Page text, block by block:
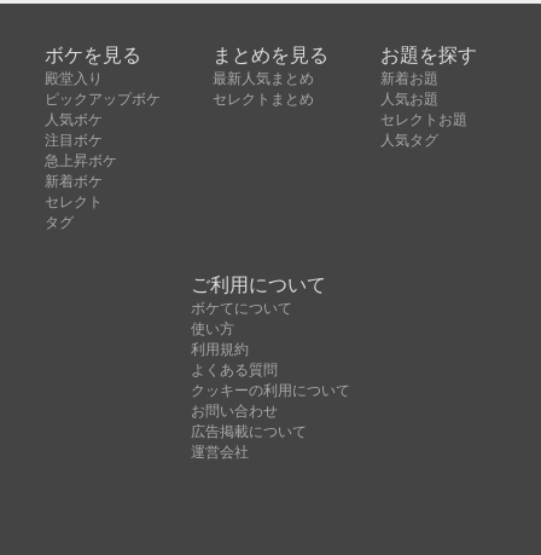
ボケを見る
殿堂入り
ピックアップボケ
人気ボケ
注目ボケ
急上昇ボケ
新着ボケ
セレクト
タグ
まとめを見る
最新人気まとめ
セレクトまとめ
お題を探す
新着お題
人気お題
セレクトお題
人気タグ
ご利用について
ボケてについて
使い方
利用規約
よくある質問
クッキーの利用について
お問い合わせ
広告掲載について
運営会社